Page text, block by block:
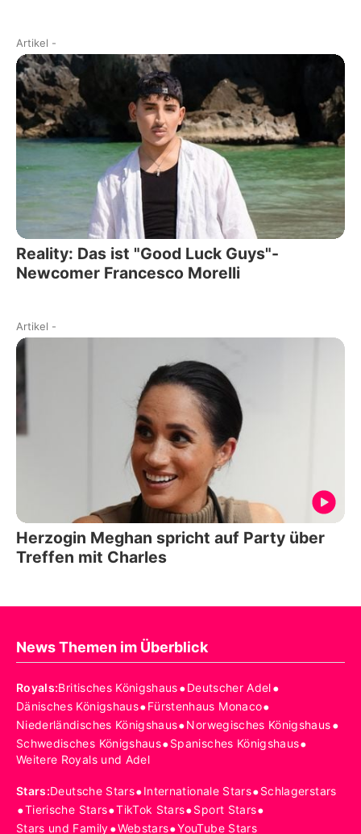
Artikel -
Reality: Das ist "Good Luck Guys"-
Newcomer Francesco Morelli
Artikel -
Herzogin Meghan spricht auf Party über
Treffen mit Charles
News Themen im Überblick
Royals:Britisches Königshaus•Deutscher Adel•
Dänisches Königshaus•Fürstenhaus Monaco•
Niederländisches Königshaus•Norwegisches Königshaus•
Schwedisches Königshaus•Spanisches Königshaus•
Weitere Royals und Adel
Stars:Deutsche Stars•Internationale Stars•Schlagerstars
•Tierische Stars•TikTok Stars•Sport Stars•
Stars und Family•Webstars•YouTube Stars